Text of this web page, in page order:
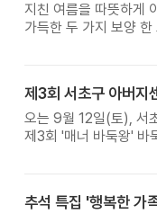
지친 여름을 따뜻하게
가득한 두 가지 보양
오는 9월 12일(토), 서
제3회 '매너 바둑왕' 바
추석 특집 '행복한 가